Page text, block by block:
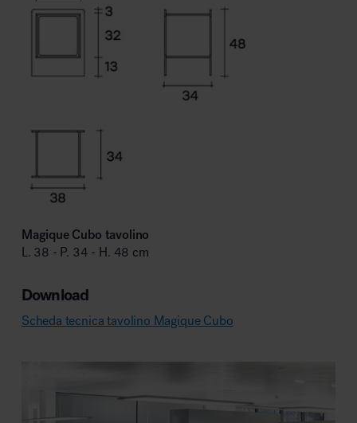
Magique Cubo tavolino
L. 38 - P. 34 - H. 48 cm
Download
Scheda tecnica tavolino Magique Cubo